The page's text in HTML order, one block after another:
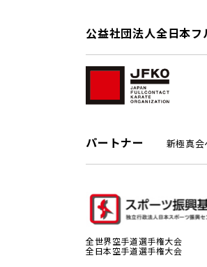
公益社団法人全日本
パートナー 新極真会
全世界空手道選手権大会
全日本空手道選手権大会